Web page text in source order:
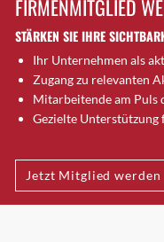
Brugg AG
Brütten
Bubendorf
Bubikon
Buchs (SG)
Bäretswil
Bülach
Cazis
FIRMENMITGLIED
STÄRKEN SIE IHRE
Ihr Unternehmen als
Zugang zu relevanten
Mitarbeitende am Puls
Gezielte
Jetzt Mitglied werden